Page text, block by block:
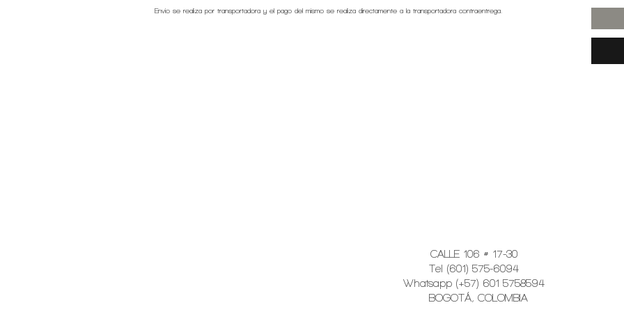
Envio se realiza por transportadora y el pago del mismo se realiza directamente a la transportadora contraentrega.
CALLE 106 # 17-30
Tel (601) 575-6094
Whatsapp (+57) 601 5758594
BOGOTÁ, COLOMBIA